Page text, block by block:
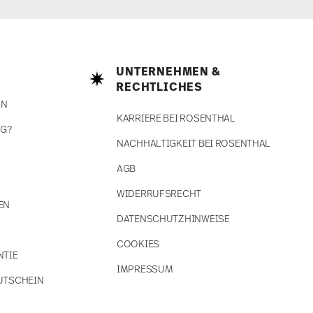
UNTERNEHMEN &
RECHTLICHES
KARRIERE BEI ROSENTHAL
NACHHALTIGKEIT BEI ROSENTHAL
AGB
WIDERRUFSRECHT
DATENSCHUTZHINWEISE
COOKIES
IMPRESSUM